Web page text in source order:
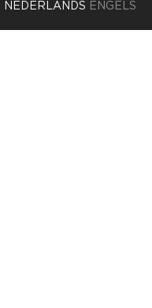
NEDERLANDS ENGELS